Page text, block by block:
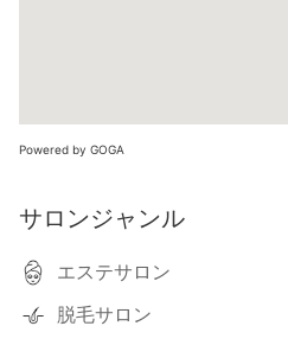
Powered by GOGA
サロンジャンル
エステサロン
脱毛サロン